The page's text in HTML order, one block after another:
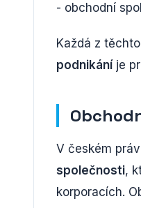
- obchodní
Každá z
podnikání je
V českém
společnosti,
korporacích.